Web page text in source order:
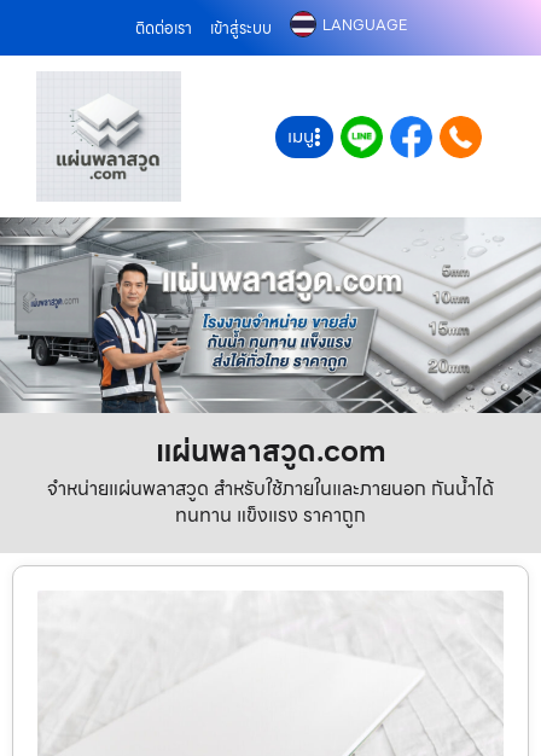
ติดต่อเรา เข้าสู่ระบบ LANGUAGE
เมนู
แผ่นพลาสวูด.com
จำหน่ายแผ่นพลาสวูด สำหรับใช้ภายในและภายนอก กันน้ำได้
ทนทาน แข็งแรง ราคาถูก